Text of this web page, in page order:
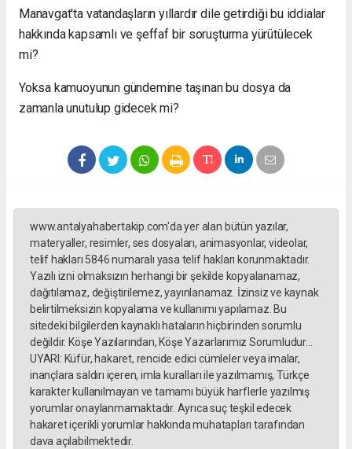
Manavgat'ta vatandaşların yıllardır dile getirdiği bu iddialar
hakkında kapsamlı ve şeffaf bir soruşturma yürütülecek
mi?
Yoksa kamuoyunun gündemine taşınan bu dosya da
zamanla unutulup gidecek mi?
www.antalyahabertakip.com'da yer alan bütün yazılar,
materyaller, resimler, ses dosyaları, animasyonlar, videolar,
telif hakları 5846 numaralı yasa telif hakları korunmaktadır.
Yazılı izni olmaksızın herhangi bir şekilde kopyalanamaz,
dağıtılamaz, değiştirilemez, yayınlanamaz. İzinsiz ve kaynak
belirtilmeksizin kopyalama ve kullanımı yapılamaz. Bu
sitedeki bilgilerden kaynaklı hataların hiçbirinden sorumlu
değildir. Köşe Yazılarından, Köşe Yazarlarımız Sorumludur...
UYARI: Küfür, hakaret, rencide edici cümleler veya imalar,
inançlara saldırı içeren, imla kuralları ile yazılmamış, Türkçe
karakter kullanılmayan ve tamamı büyük harflerle yazılmış
yorumlar onaylanmamaktadır. Ayrıca suç teşkil edecek
hakaret içerikli yorumlar hakkında muhatapları tarafından
dava açılabilmektedir.